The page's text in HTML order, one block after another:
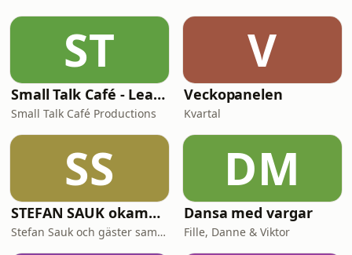
Hur gammalt är egentligen
fenomenet? Och vilken betydelse har
sekulariseringen och
mediealiseringen av sam
ST
Small Talk Café - Learn Swedish in Minutes
Small Talk Café Productions
V
Veckopanelen
Kvartal
SS
STEFAN SAUK okammat samtal
Stefan Sauk och gäster samtalar okammat.
DM
Dansa med vargar
Fille, Danne & Viktor